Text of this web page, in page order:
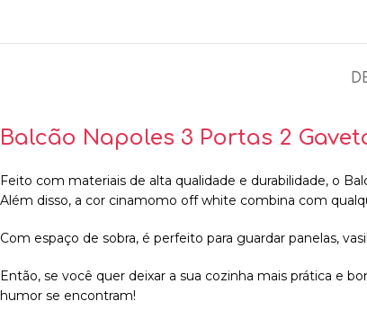
Balcão Napoles 3 Portas 2
Feito com materiais de alta qualidade e durabilidade, o
Além disso, a cor cinamomo off white combina com
Com espaço de sobra, é perfeito para guardar panelas,
Então, se você quer deixar a sua cozinha mais prática e
humor se encontram!